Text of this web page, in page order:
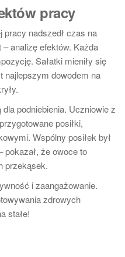
pracy
pracy nadszedł czas na
analizę efektów. Każda
Sałatki mieniły się
najlepszym dowodem na
podniebienia. Uczniowie z
posiłki,
Wspólny posiłek był
pokazał, że owoce to
przekąsek.
i zaangażowanie.
zdrowych
stałe!